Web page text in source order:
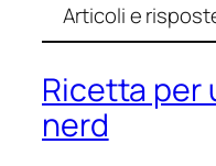
Articoli e
Ricetta per
nerd